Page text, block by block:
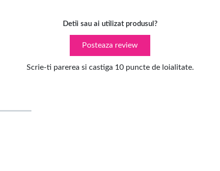
Detii sau ai utilizat produsul?
Posteaza review
Scrie-ti parerea si castiga 10 puncte de loialitate.